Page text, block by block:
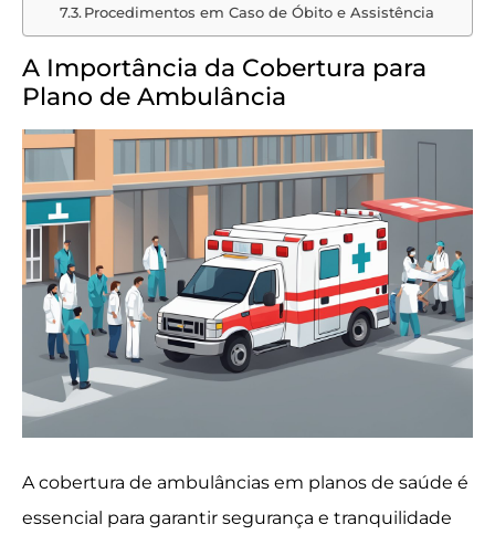
Procedimentos em Caso de Óbito e Assistência
A Importância da Cobertura para
Plano de Ambulância
A cobertura de ambulâncias em planos de saúde é
essencial para garantir segurança e tranquilidade